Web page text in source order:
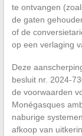
te ontvangen
de gaten
of de
op een verlaging
Deze
besluit nr. 2024-
de voorwaarden
Monégasques
naburige
afkoop van